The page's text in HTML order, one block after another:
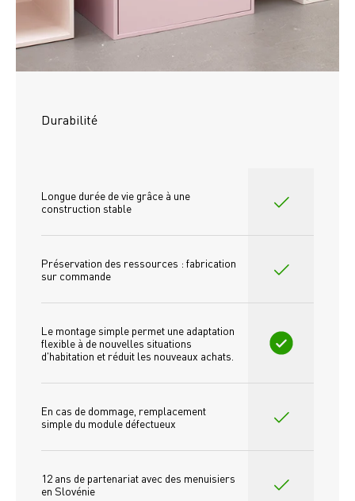
Durabilité
Longue durée de vie grâce à une
construction stable
Préservation des ressources : fabrication
sur commande
Le montage simple permet une adaptation
flexible à de nouvelles situations
d'habitation et réduit les nouveaux achats.
En cas de dommage, remplacement
simple du module défectueux
12 ans de partenariat avec des menuisiers
en Slovénie